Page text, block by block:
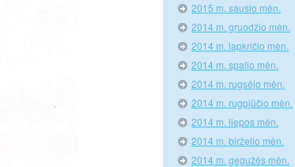
2015 m. sausio mėn.
2014 m. gruodžio mėn.
2014 m. lapkričio mėn.
2014 m. spalio mėn.
2014 m. rugsėjo mėn.
2014 m. rugpjūčio mėn.
2014 m. liepos mėn.
2014 m. birželio mėn.
2014 m. gegužės mėn.